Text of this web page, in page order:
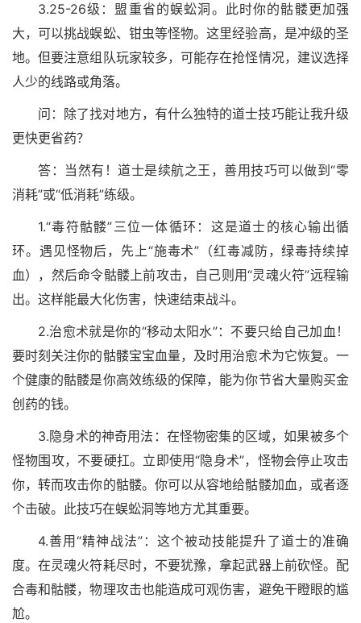
3.25-26级：盟重省的蜈蚣洞。此时你的骷髅更加强
大，可以挑战蜈蚣、钳虫等怪物。这里经验高，是冲级的圣
地。但要注意组队玩家较多，可能存在抢怪情况，建议选择
人少的线路或角落。
问：除了找对地方，有什么独特的道士技巧能让我升级
更快更省药？
答：当然有！道士是续航之王，善用技巧可以做到“零
消耗”或“低消耗”练级。
1.“毒符骷髅”三位一体循环：这是道士的核心输出循
环。遇见怪物后，先上“施毒术”（红毒减防，绿毒持续掉
血），然后命令骷髅上前攻击，自己则用“灵魂火符”远程输
出。这样能最大化伤害，快速结束战斗。
2.治愈术就是你的“移动太阳水”：不要只给自己加血！
要时刻关注你的骷髅宝宝血量，及时用治愈术为它恢复。一
个健康的骷髅是你高效练级的保障，能为你节省大量购买金
创药的钱。
3.隐身术的神奇用法：在怪物密集的区域，如果被多个
怪物围攻，不要硬扛。立即使用“隐身术”，怪物会停止攻击
你，转而攻击你的骷髅。你可以从容地给骷髅加血，或者逐
个击破。此技巧在蜈蚣洞等地方尤其重要。
4.善用“精神战法”：这个被动技能提升了道士的准确
度。在灵魂火符耗尽时，不要犹豫，拿起武器上前砍怪。配
合毒和骷髅，物理攻击也能造成可观伤害，避免干瞪眼的尴
尬。